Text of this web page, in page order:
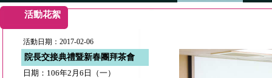
活動花絮
活動日期：2017-02-06
院長交接典禮暨新春團拜茶會
日期：106年2月6日（一）